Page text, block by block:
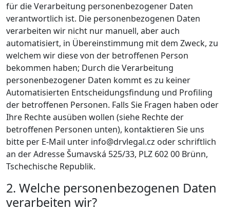
für die Verarbeitung personenbezogener Daten
verantwortlich ist. Die personenbezogenen Daten
verarbeiten wir nicht nur manuell, aber auch
automatisiert, in Übereinstimmung mit dem Zweck, zu
welchem wir diese von der betroffenen Person
bekommen haben; Durch die Verarbeitung
personenbezogener Daten kommt es zu keiner
Automatisierten Entscheidungsfindung und Profiling
der betroffenen Personen. Falls Sie Fragen haben oder
Ihre Rechte ausüben wollen (siehe Rechte der
betroffenen Personen unten), kontaktieren Sie uns
bitte per E-Mail unter info@drvlegal.cz oder schriftlich
an der Adresse Šumavská 525/33, PLZ 602 00 Brünn,
Tschechische Republik.
2. Welche personenbezogenen Daten
verarbeiten wir?